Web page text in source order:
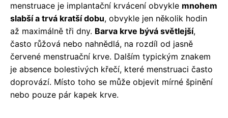
menstruace je implantační krvácení obvykle mnohem
slabší a trvá kratší dobu, obvykle jen několik hodin
až maximálně tři dny. Barva krve bývá světlejší,
často růžová nebo nahnědlá, na rozdíl od jasně
červené menstruační krve. Dalším typickým znakem
je absence bolestivých křečí, které menstruaci často
doprovází. Místo toho se může objevit mírné špinění
nebo pouze pár kapek krve.